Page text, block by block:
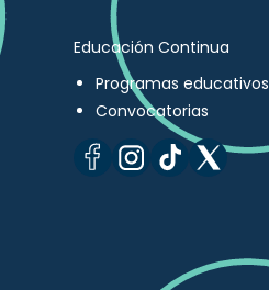
Educación Continua
Programas educativos
Convocatorias